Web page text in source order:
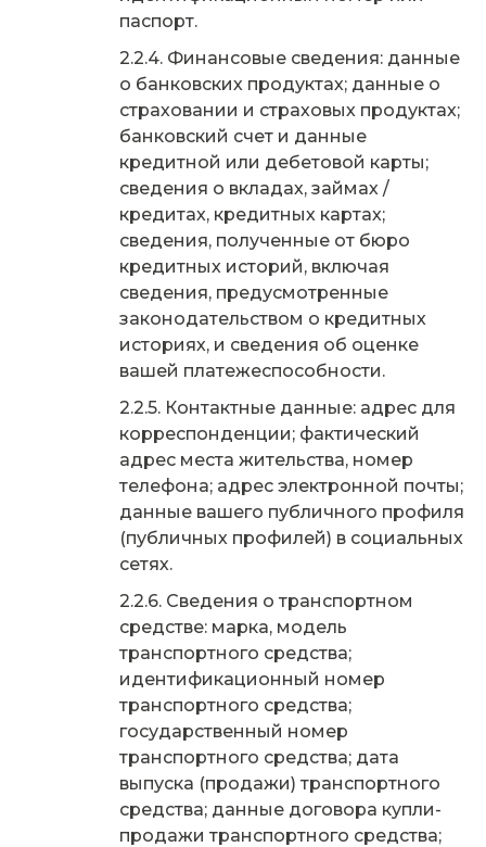
паспорт.
Финансовые сведения: данные
о банковских продуктах; данные о
страховании и страховых продуктах;
банковский счет и данные
кредитной или дебетовой карты;
сведения о вкладах, займах /
кредитах, кредитных картах;
сведения, полученные от бюро
кредитных историй, включая
сведения, предусмотренные
законодательством о кредитных
историях, и сведения об оценке
вашей платежеспособности.
Контактные данные: адрес для
корреспонденции; фактический
адрес места жительства, номер
телефона; адрес электронной почты;
данные вашего публичного профиля
(публичных профилей) в социальных
сетях.
Сведения о транспортном
средстве: марка, модель
транспортного средства;
идентификационный номер
транспортного средства;
государственный номер
транспортного средства; дата
выпуска (продажи) транспортного
средства; данные договора купли-
продажи транспортного средства;